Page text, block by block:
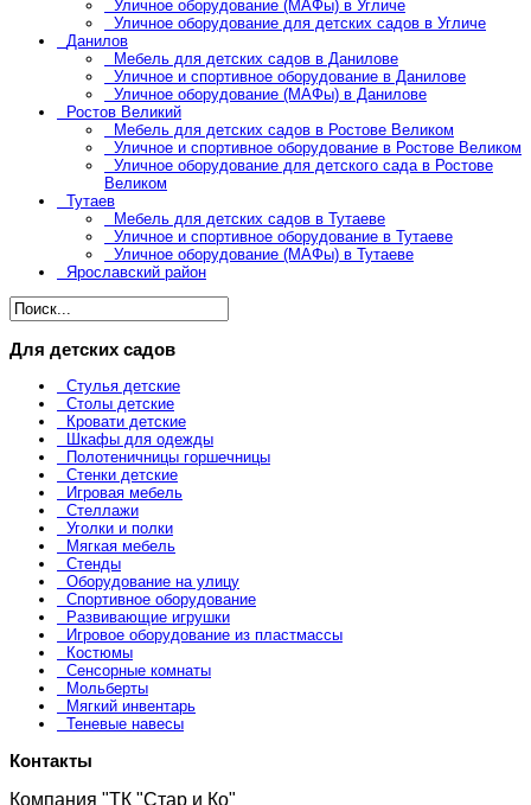
Уличное оборудование (МАФы) в Угличе
Уличное оборудование для детских садов в Угличе
Данилов
Мебель для детских садов в Данилове
Уличное и спортивное оборудование в Данилове
Уличное оборудование (МАФы) в Данилове
Ростов Великий
Мебель для детских садов в Ростове Великом
Уличное и спортивное оборудование в Ростове Великом
Уличное оборудование для детского сада в Ростове
Великом
Тутаев
Мебель для детских садов в Тутаеве
Уличное и спортивное оборудование в Тутаеве
Уличное оборудование (МАФы) в Тутаеве
Ярославский район
Для детских садов
Стулья детские
Столы детские
Кровати детские
Шкафы для одежды
Полотеничницы горшечницы
Стенки детские
Игровая мебель
Стеллажи
Уголки и полки
Мягкая мебель
Стенды
Оборудование на улицу
Спортивное оборудование
Развивающие игрушки
Игровое оборудование из пластмассы
Костюмы
Сенсорные комнаты
Мольберты
Мягкий инвентарь
Теневые навесы
Контакты
Компания "ТК "Стар и Ко"